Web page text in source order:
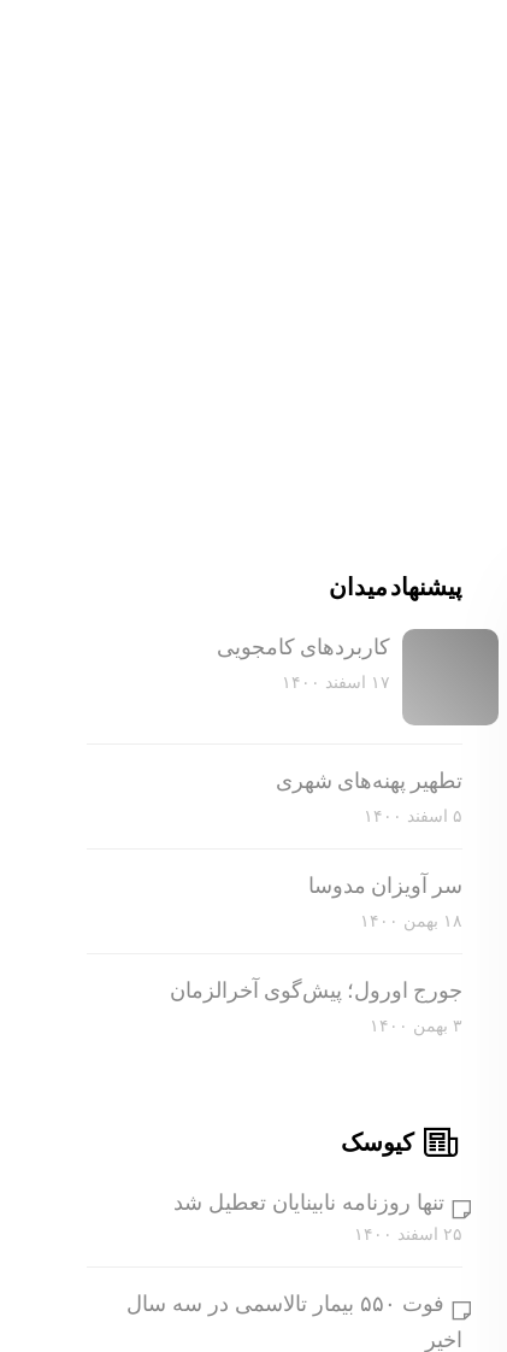
پیشنهاد میدان
کاربرد‌های کامجویی
۱۷ اسفند ۱۴۰۰
تطهیر پهنه‌های شهری
۵ اسفند ۱۴۰۰
سر آویزان مدوسا
۱۸ بهمن ۱۴۰۰
جورج اورول؛ پیش‌گوی آخرالزمان
۳ بهمن ۱۴۰۰
کیوسک
تنها روزنامه نابینایان تعطیل شد
۲۵ اسفند ۱۴۰۰
فوت ۵۵۰ بیمار تالاسمی در سه سال
اخیر